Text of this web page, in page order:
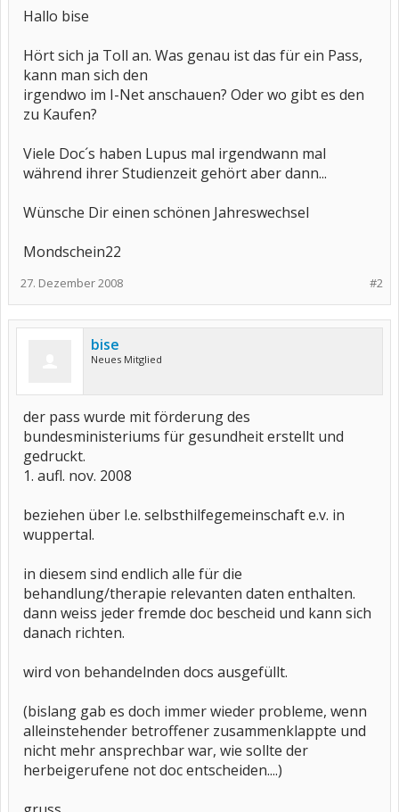
Hallo bise
Hört sich ja Toll an. Was genau ist das für ein Pass,
kann man sich den
irgendwo im I-Net anschauen? Oder wo gibt es den
zu Kaufen?
Viele Doc´s haben Lupus mal irgendwann mal
während ihrer Studienzeit gehört aber dann...
Wünsche Dir einen schönen Jahreswechsel
Mondschein22
#2
27. Dezember 2008
bise
Neues Mitglied
der pass wurde mit förderung des
bundesministeriums für gesundheit erstellt und
gedruckt.
1. aufl. nov. 2008
beziehen über l.e. selbsthilfegemeinschaft e.v. in
wuppertal.
in diesem sind endlich alle für die
behandlung/therapie relevanten daten enthalten.
dann weiss jeder fremde doc bescheid und kann sich
danach richten.
wird von behandelnden docs ausgefüllt.
(bislang gab es doch immer wieder probleme, wenn
alleinstehender betroffener zusammenklappte und
nicht mehr ansprechbar war, wie sollte der
herbeigerufene not doc entscheiden....)